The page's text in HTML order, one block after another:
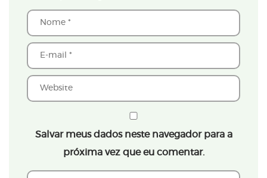
Salvar meus dados neste navegador para a
próxima vez que eu comentar.